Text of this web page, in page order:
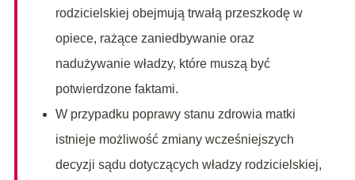
rodzicielskiej obejmują trwałą przeszkodę w
opiece, rażące zaniedbywanie oraz
nadużywanie władzy, które muszą być
potwierdzone faktami.
W przypadku poprawy stanu zdrowia matki
istnieje możliwość zmiany wcześniejszych
decyzji sądu dotyczących władzy rodzicielskiej,